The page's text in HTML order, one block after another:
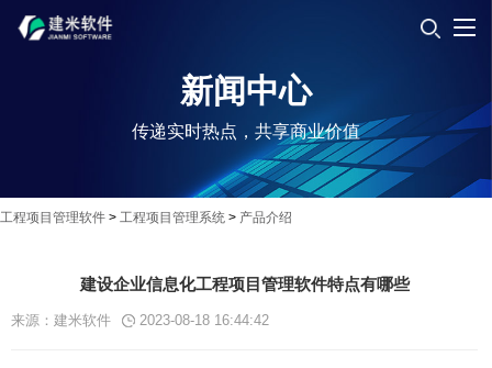
新闻中心
传递实时热点，共享商业价值
工程项目管理软件 > 工程项目管理系统 > 产品介绍
建设企业信息化工程项目管理软件特点有哪些
来源：建米软件 2023-08-18 16:44:42